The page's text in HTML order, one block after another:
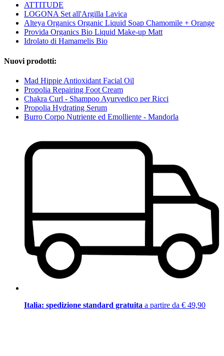
ATTITUDE
LOGONA Set all'Argilla Lavica
Alteya Organics Organic Liquid Soap Chamomile + Orange
Provida Organics Bio Liquid Make-up Matt
Idrolato di Hamamelis Bio
Nuovi prodotti:
Mad Hippie Antioxidant Facial Oil
Propolia Repairing Foot Cream
Chakra Curl - Shampoo Ayurvedico per Ricci
Propolia Hydrating Serum
Burro Corpo Nutriente ed Emolliente - Mandorla
Italia: spedizione standard gratuita a partire da € 49,90